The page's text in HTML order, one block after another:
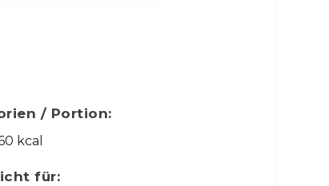
/ Portion:
kcal
für: